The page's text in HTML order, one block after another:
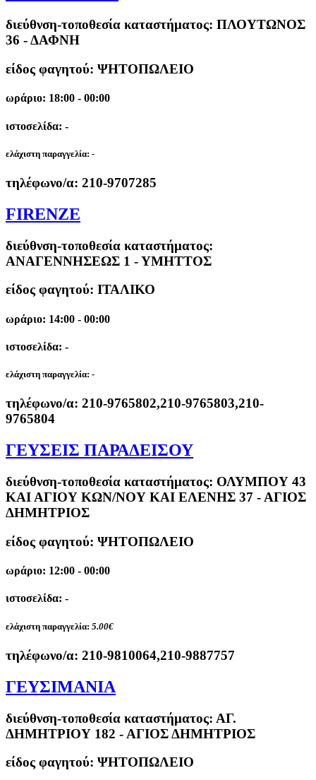
διεύθνση-τοποθεσία καταστήματος: ΠΛΟΥΤΩΝΟΣ
36 - ΔΑΦΝΗ
είδος φαγητού: ΨΗΤΟΠΩΛΕΙΟ
ωράριο: 18:00 - 00:00
ιστοσελίδα: -
ελάχιστη παραγγελία: -
τηλέφωνο/α: 210-9707285
FIRENZE
διεύθνση-τοποθεσία καταστήματος:
ΑΝΑΓΕΝΝΗΣΕΩΣ 1 - ΥΜΗΤΤΟΣ
είδος φαγητού: ΙΤΑΛΙΚΟ
ωράριο: 14:00 - 00:00
ιστοσελίδα: -
ελάχιστη παραγγελία: -
τηλέφωνο/α: 210-9765802,210-9765803,210-
9765804
ΓΕΥΣΕΙΣ ΠΑΡΑΔΕΙΣΟΥ
διεύθνση-τοποθεσία καταστήματος: ΟΛΥΜΠΟΥ 43
ΚΑΙ ΑΓΙΟΥ ΚΩΝ/ΝΟΥ ΚΑΙ ΕΛΕΝΗΣ 37 - ΑΓΙΟΣ
ΔΗΜΗΤΡΙΟΣ
είδος φαγητού: ΨΗΤΟΠΩΛΕΙΟ
ωράριο: 12:00 - 00:00
ιστοσελίδα: -
ελάχιστη παραγγελία: 5.00€
τηλέφωνο/α: 210-9810064,210-9887757
ΓΕΥΣΙΜΑΝΙΑ
διεύθνση-τοποθεσία καταστήματος: ΑΓ.
ΔΗΜΗΤΡΙΟΥ 182 - ΑΓΙΟΣ ΔΗΜΗΤΡΙΟΣ
είδος φαγητού: ΨΗΤΟΠΩΛΕΙΟ